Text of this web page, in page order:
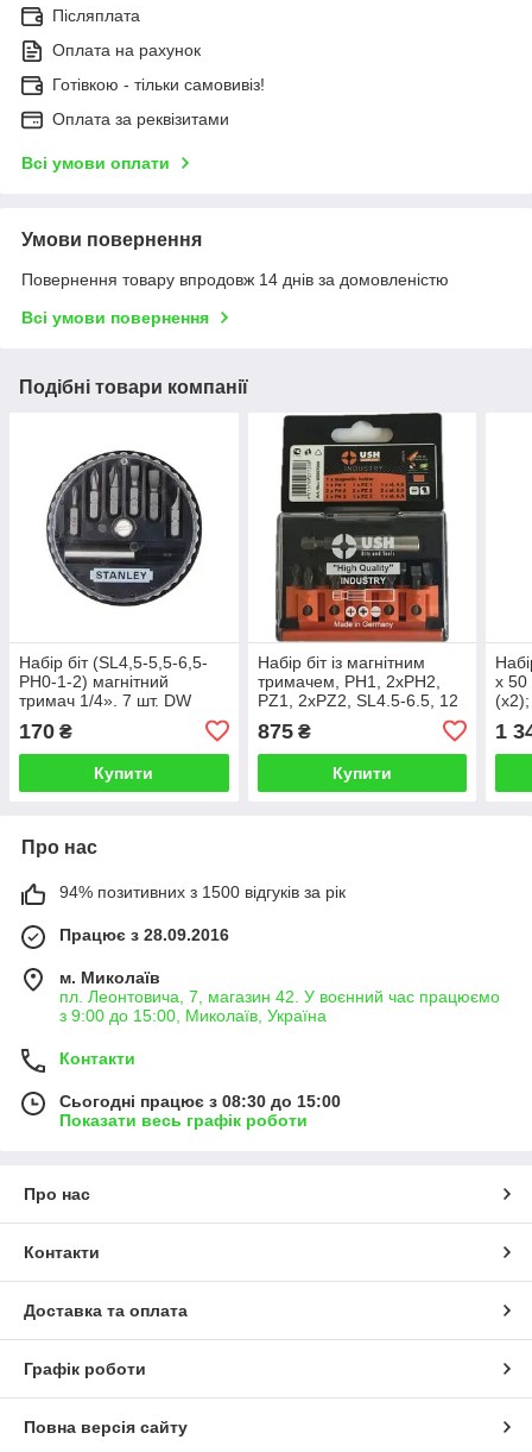
Післяплата
Оплата на рахунок
Готівкою - тільки самовивіз!
Оплата за реквізитами
Всі умови оплати
Умови повернення
Повернення товару впродовж 14 днів за домовленістю
Всі умови повернення
Подібні товари компанії
Набір біт (SL4,5-5,5-6,5-
PH0-1-2) магнітний
тримач 1/4». 7 шт. DW
170 ₴
Купити
Набір біт із магнітним
тримачем, PH1, 2xPH2,
PZ1, 2xPZ2, SL4.5-6.5, 12
(Німеччина)
875₴
Купити
х
1
Про нас
94% позитивних з 1500 відгуків за рік
Працює з 28.09.2016
м. Миколаїв
пл. Леонтовича, 7, магазин 42. У воєнний час працюємо
з 9:00 до 15:00, Миколаїв, Україна
Контакти
Сьогодні працює з 08:30 до 15:00
Показати весь графік роботи
Про нас
Контакти
Доставка та оплата
Графік роботи
Повна версія сайту